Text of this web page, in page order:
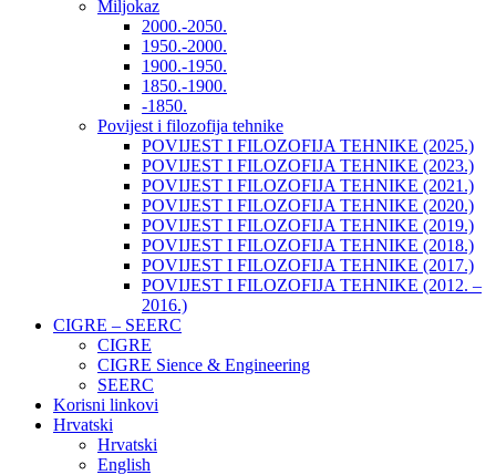
Miljokaz
2000.-2050.
1950.-2000.
1900.-1950.
1850.-1900.
-1850.
Povijest i filozofija tehnike
POVIJEST I FILOZOFIJA TEHNIKE (2025.)
POVIJEST I FILOZOFIJA TEHNIKE (2023.)
POVIJEST I FILOZOFIJA TEHNIKE (2021.)
POVIJEST I FILOZOFIJA TEHNIKE (2020.)
POVIJEST I FILOZOFIJA TEHNIKE (2019.)
POVIJEST I FILOZOFIJA TEHNIKE (2018.)
POVIJEST I FILOZOFIJA TEHNIKE (2017.)
POVIJEST I FILOZOFIJA TEHNIKE (2012. –
2016.)
CIGRE – SEERC
CIGRE
CIGRE Sience & Engineering
SEERC
Korisni linkovi
Hrvatski
Hrvatski
English